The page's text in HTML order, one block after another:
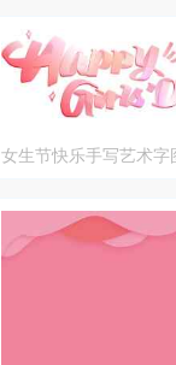
女生节快乐手写艺术字